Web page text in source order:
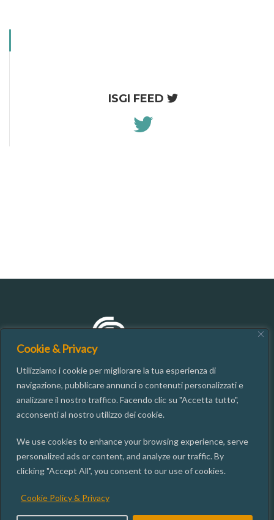
Cookie & Privacy
Utilizziamo i cookie per migliorare la tua esperienza di
navigazione, pubblicare annunci o contenuti personalizzati e
analizzare il nostro traffico. Facendo clic su "Accetta tutto",
acconsenti al nostro utilizzo dei cookie.
We use cookies to enhance your browsing experience, serve
personalized ads or content, and analyze our traffic. By
clicking "Accept All", you consent to our use of cookies.
Cookie Policy & Privacy
ISGI FEED
CONTATTI
06.49937667